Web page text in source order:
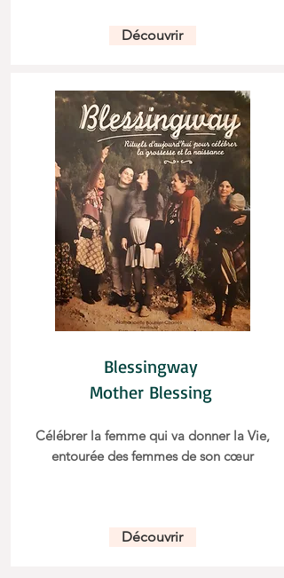
Découvrir
Blessingway
Mother Blessing
Célébrer la femme qui va donner la Vie,
entourée des femmes de son cœur
Découvrir